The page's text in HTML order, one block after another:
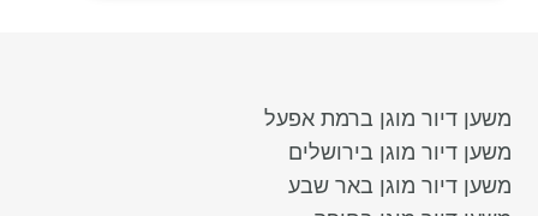
משען דיור מוגן ברמת אפעל
משען דיור מוגן בירושלים
משען דיור מוגן באר שבע